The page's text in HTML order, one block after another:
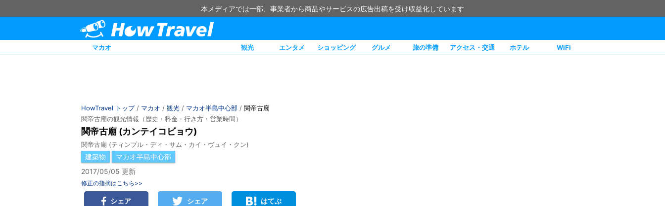
本メディアでは一部、事業者から商品やサービスの広告出稿を受け収益化しています
マカオ 観光 エンタメ ショッピング グルメ 旅の準備 アクセス・交通 ホテル WiFi
HowTravel トップ/ マカオ / 観光 / マカオ半島中心部 / 関帝古廟
関帝古廟の観光情報（歴史・料金・行き方・営業時間）
関帝古廟 (カンテイコビョウ)
関帝古廟 (ティンプル・ディ・サム・カイ・ヴュイ・クン)
建築物
マカオ半島中心部
2017/05/05 更新
修正の指摘はこちら>>
シェア シェア はてぶ